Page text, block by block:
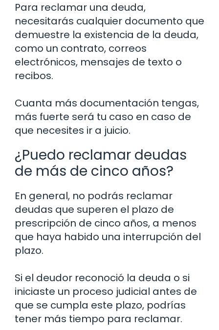
Para reclamar una deuda,
necesitarás cualquier documento que
demuestre la existencia de la deuda,
como un contrato, correos
electrónicos, mensajes de texto o
recibos.
Cuanta más documentación tengas,
más fuerte será tu caso en caso de
que necesites ir a juicio.
¿Puedo reclamar deudas
de más de cinco años?
En general, no podrás reclamar
deudas que superen el plazo de
prescripción de cinco años, a menos
que haya habido una interrupción del
plazo.
Si el deudor reconoció la deuda o si
iniciaste un proceso judicial antes de
que se cumpla este plazo, podrías
tener más tiempo para reclamar.